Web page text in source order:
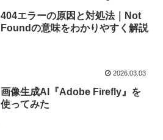
404エラーの原因と対処法｜Not
Foundの意味をわかりやすく解説
2026.03.03
画像生成AI『Adobe Firefly』を
使ってみた